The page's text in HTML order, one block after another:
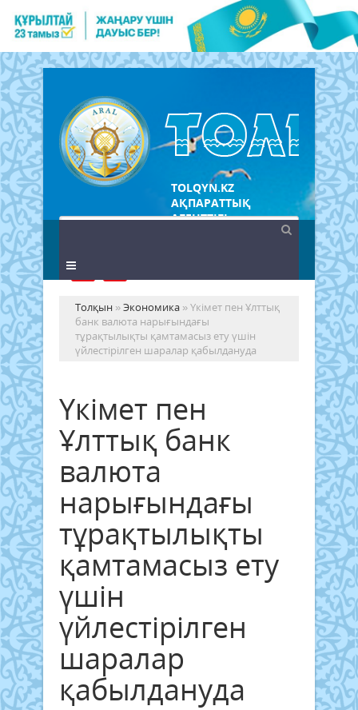
TOLQYN.KZ
АҚПАРАТТЫҚ
АГЕНТТІГІ
Толқын »Экономика » Үкімет пен Ұлттық
банк валюта нарығындағы
тұрақтылықты қамтамасыз ету үшін
үйлестірілген шаралар қабылдануда
Үкімет пен
Ұлттық банк
валюта
нарығындағы
тұрақтылықты
қамтамасыз ету
үшін
үйлестірілген
шаралар
қабылдануда